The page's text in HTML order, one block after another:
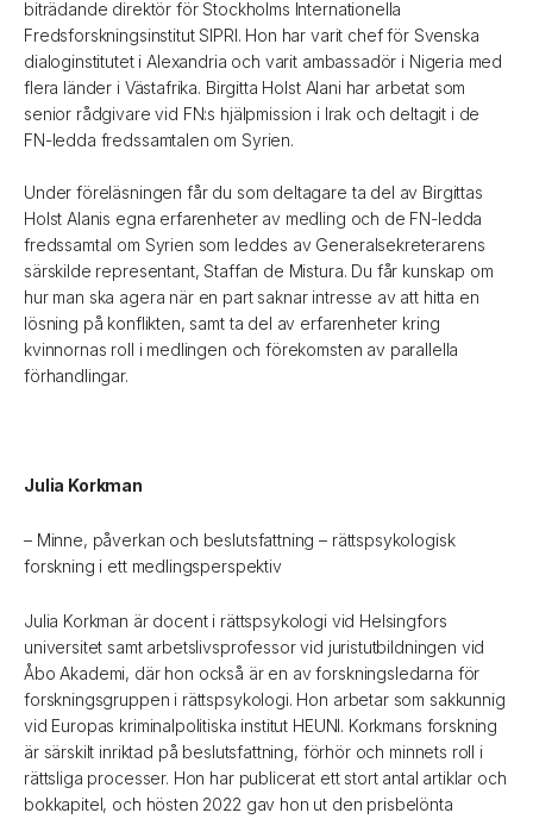
biträdande direktör för Stockholms Internationella
Fredsforskningsinstitut SIPRI. Hon har varit chef för Svenska
dialoginstitutet i Alexandria och varit ambassadör i Nigeria med
flera länder i Västafrika. Birgitta Holst Alani har arbetat som
senior rådgivare vid FN:s hjälpmission i Irak och deltagit i de
FN-ledda fredssamtalen om Syrien.
Under föreläsningen får du som deltagare ta del av Birgittas
Holst Alanis egna erfarenheter av medling och de FN-ledda
fredssamtal om Syrien som leddes av Generalsekreterarens
särskilde representant, Staffan de Mistura. Du får kunskap om
hur man ska agera när en part saknar intresse av att hitta en
lösning på konflikten, samt ta del av erfarenheter kring
kvinnornas roll i medlingen och förekomsten av parallella
förhandlingar.
Julia Korkman
– Minne, påverkan och beslutsfattning – rättspsykologisk
forskning i ett medlingsperspektiv
Julia Korkman är docent i rättspsykologi vid Helsingfors
universitet samt arbetslivsprofessor vid juristutbildningen vid
Åbo Akademi, där hon också är en av forskningsledarna för
forskningsgruppen i rättspsykologi. Hon arbetar som sakkunnig
vid Europas kriminalpolitiska institut HEUNI. Korkmans forskning
är särskilt inriktad på beslutsfattning, förhör och minnets roll i
rättsliga processer. Hon har publicerat ett stort antal artiklar och
bokkapitel, och hösten 2022 gav hon ut den prisbelönta